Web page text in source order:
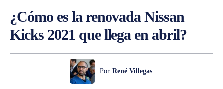
¿Cómo es la renovada Nissan
Kicks 2021 que llega en abril?
Por René Villegas